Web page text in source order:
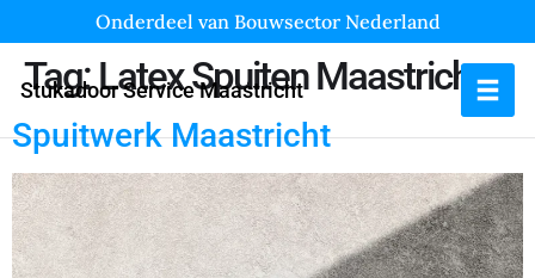
Onderdeel van Bouwsector Nederland
Stukadoor Service Maastricht
Tag:Latex Spuiten Maastricht
Spuitwerk Maastricht